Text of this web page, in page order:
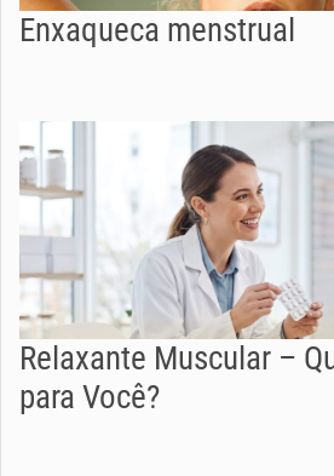
Enxaqueca menstrual
Relaxante Muscular –
para Você?